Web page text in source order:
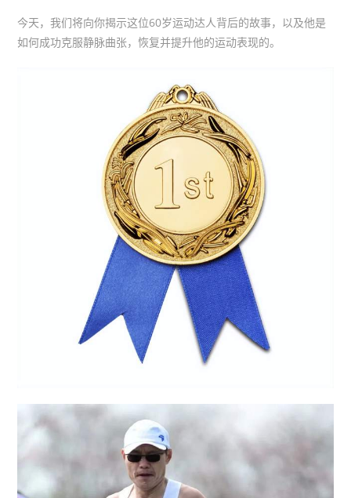
今天，我们将向你揭示这位60岁运动达人背后的故事，以及他是
如何成功克服静脉曲张，恢复并提升他的运动表现的。